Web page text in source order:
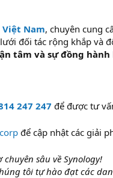
Nam, chuyên cung
đối tác rộng khắp và
tâm và sự đồng hành
247 247 để được tư
để cập nhật các giải
sâu về Synology!
tôi tự hào đạt các